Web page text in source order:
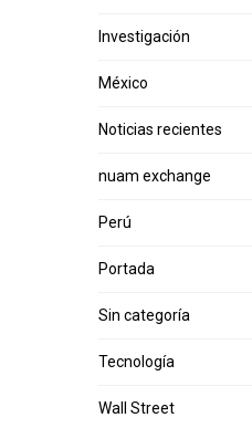
Investigación
México
Noticias recientes
nuam exchange
Perú
Portada
Sin categoría
Tecnología
Wall Street